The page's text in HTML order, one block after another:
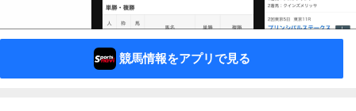
競馬情報をアプリで見る